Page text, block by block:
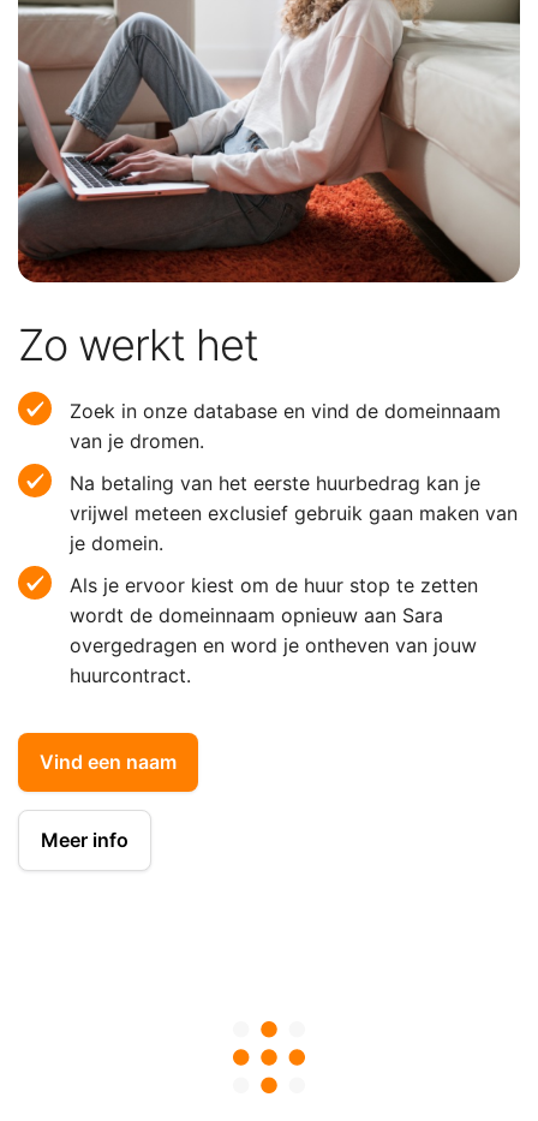
Zo werkt het
Zoek in onze database en vind de domeinnaam
van je dromen.
Na betaling van het eerste huurbedrag kan je
vrijwel meteen exclusief gebruik gaan maken van
je domein.
Als je ervoor kiest om de huur stop te zetten
wordt de domeinnaam opnieuw aan Sara
overgedragen en word je ontheven van jouw
huurcontract.
Vind een naam
Meer info